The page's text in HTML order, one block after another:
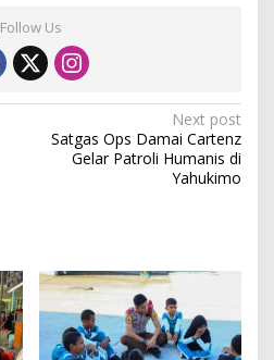
Follow Us
Next post
Satgas Ops Damai Cartenz
Gelar Patroli Humanis di
Yahukimo